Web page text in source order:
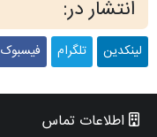
انتشار در:
لینکدین تلگرام فیسبوک
اطلاعات تماس